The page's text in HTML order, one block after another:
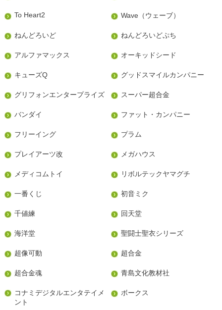
To Heart2 Wave（ウェーブ）
ねんどろいど ねんどろいどぷち
アルファマックス オーキッドシード
キューズQ グッドスマイルカンパニー
グリフォンエンタープライズ スーパー超合金
バンダイ ファット・カンパニー
フリーイング プラム
プレイアーツ改 メガハウス
メディコムトイ リボルテックヤマグチ
一番くじ 初音ミク
千値練 回天堂
海洋堂 聖闘士聖衣シリーズ
超像可動 超合金
超合金魂 青島文化教材社
コナミデジタルエンタテイメ
ント
ボークス